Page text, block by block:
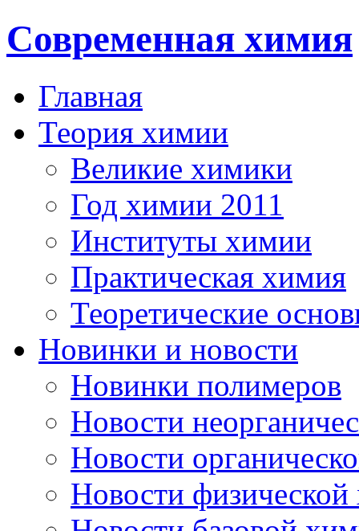
Современная химия
Главная
Теория химии
Великие химики
Год химии 2011
Институты химии
Практическая химия
Теоретические
Новинки и новости
Новинки полимеров
Новости
Новости
Новости